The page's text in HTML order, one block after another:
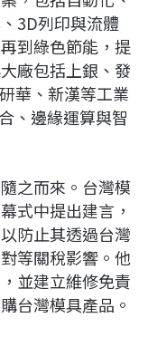
3D列印與流體
到綠色節能，提
廠包括上銀、發
華、新漢等工業
、邊緣運算與智
之而來。台灣模
式中提出建言，
防止其透過台灣
等關稅影響。他
並建立維修免責
台灣模具產品。